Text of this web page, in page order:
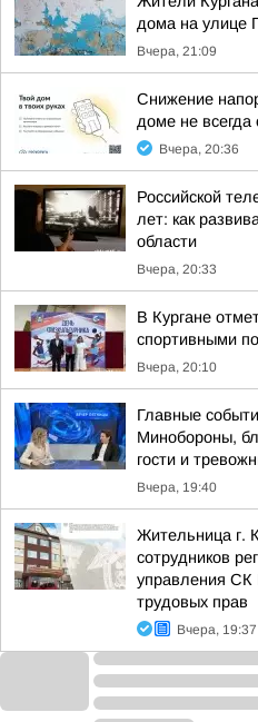
дома на улице
Вчера, 21:09
Снижение
доме не
Вчера, 20:36
Российской
лет: как
области
Вчера, 20:33
В Кургане
спортивными
Вчера, 20:10
Главные
Минобороны,
гости и
Вчера, 19:40
Жительница г.
сотрудников
управления СК
трудовых прав
Вчера, 19:37